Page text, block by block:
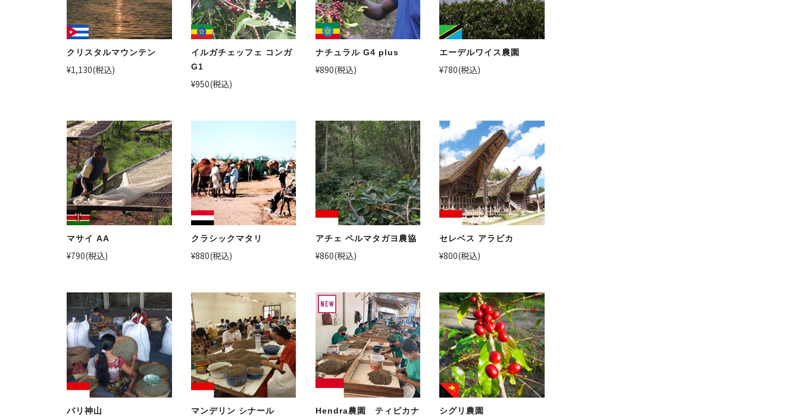
クリスタルマウンテン
¥1,130(税込)
イルガチェッフェ コンガ
G1
¥950(税込)
ナチュラル G4 plus
¥890(税込)
エーデルワイス農園
¥780(税込)
マサイ AA
¥790(税込)
クラシックマタリ
¥880(税込)
アチェ ペルマタガヨ農協
¥860(税込)
セレベス アラビカ
¥800(税込)
バリ神山 マンデリン シナール
Hendra農園 ティピカナ
シグリ農園